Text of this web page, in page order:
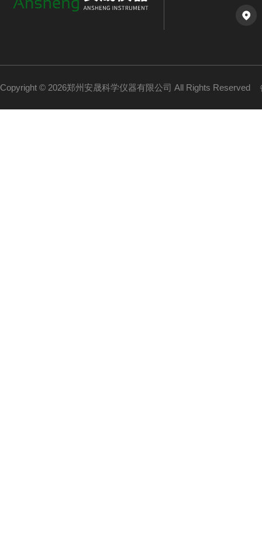
Copyright © 2026郑州安晟科学仪器有限公司 All Rights Reserved